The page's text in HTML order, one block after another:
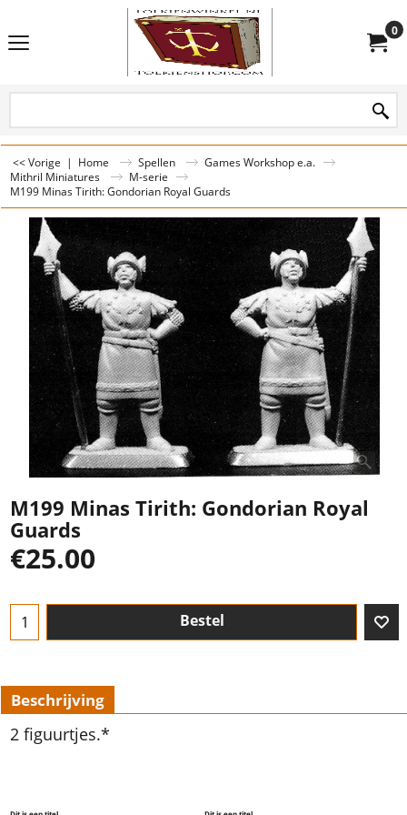
0
<< Vorige | Home Spellen
Games Workshop e.a.
Mithril Miniatures
M-serie
M199 Minas Tirith: Gondorian Royal Guards
M199 Minas Tirith: Gondorian Royal
Guards
€25.00
Bestel
Beschrijving
2 figuurtjes.*